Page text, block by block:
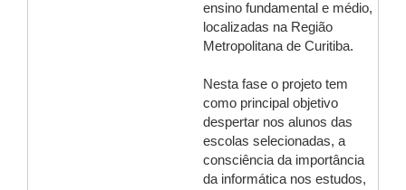
ensino fundamental e médio,
localizadas na Região
Metropolitana de Curitiba.
Nesta fase o projeto tem
como principal objetivo
despertar nos alunos das
escolas selecionadas, a
consciência da importância
da informática nos estudos,